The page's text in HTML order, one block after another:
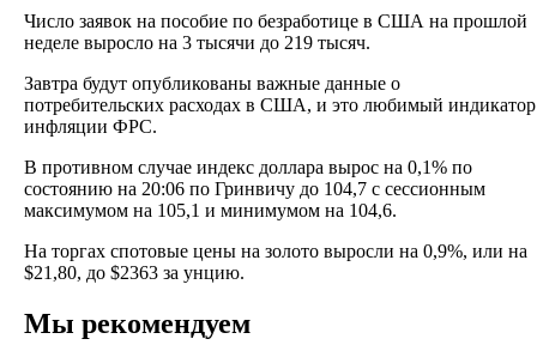
Число заявок на пособие по безработице в США на прошлой
неделе выросло на 3 тысячи до 219 тысяч.
Завтра будут опубликованы важные данные о
потребительских расходах в США, и это любимый индикатор
инфляции ФРС.
В противном случае индекс доллара вырос на 0,1% по
состоянию на 20:06 по Гринвичу до 104,7 с сессионным
максимумом на 105,1 и минимумом на 104,6.
На торгах спотовые цены на золото выросли на 0,9%, или на
$21,80, до $2363 за унцию.
Мы рекомендуем